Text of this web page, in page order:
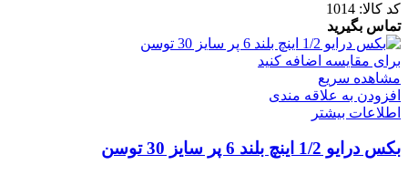
کد کالا: 1014
تماس بگیرید
برای مقایسه اضافه کنید
مشاهده سریع
افزودن به علاقه مندی
اطلاعات بیشتر
بکس درایو 1/2 اینچ بلند 6 پر سایز 30 توسن